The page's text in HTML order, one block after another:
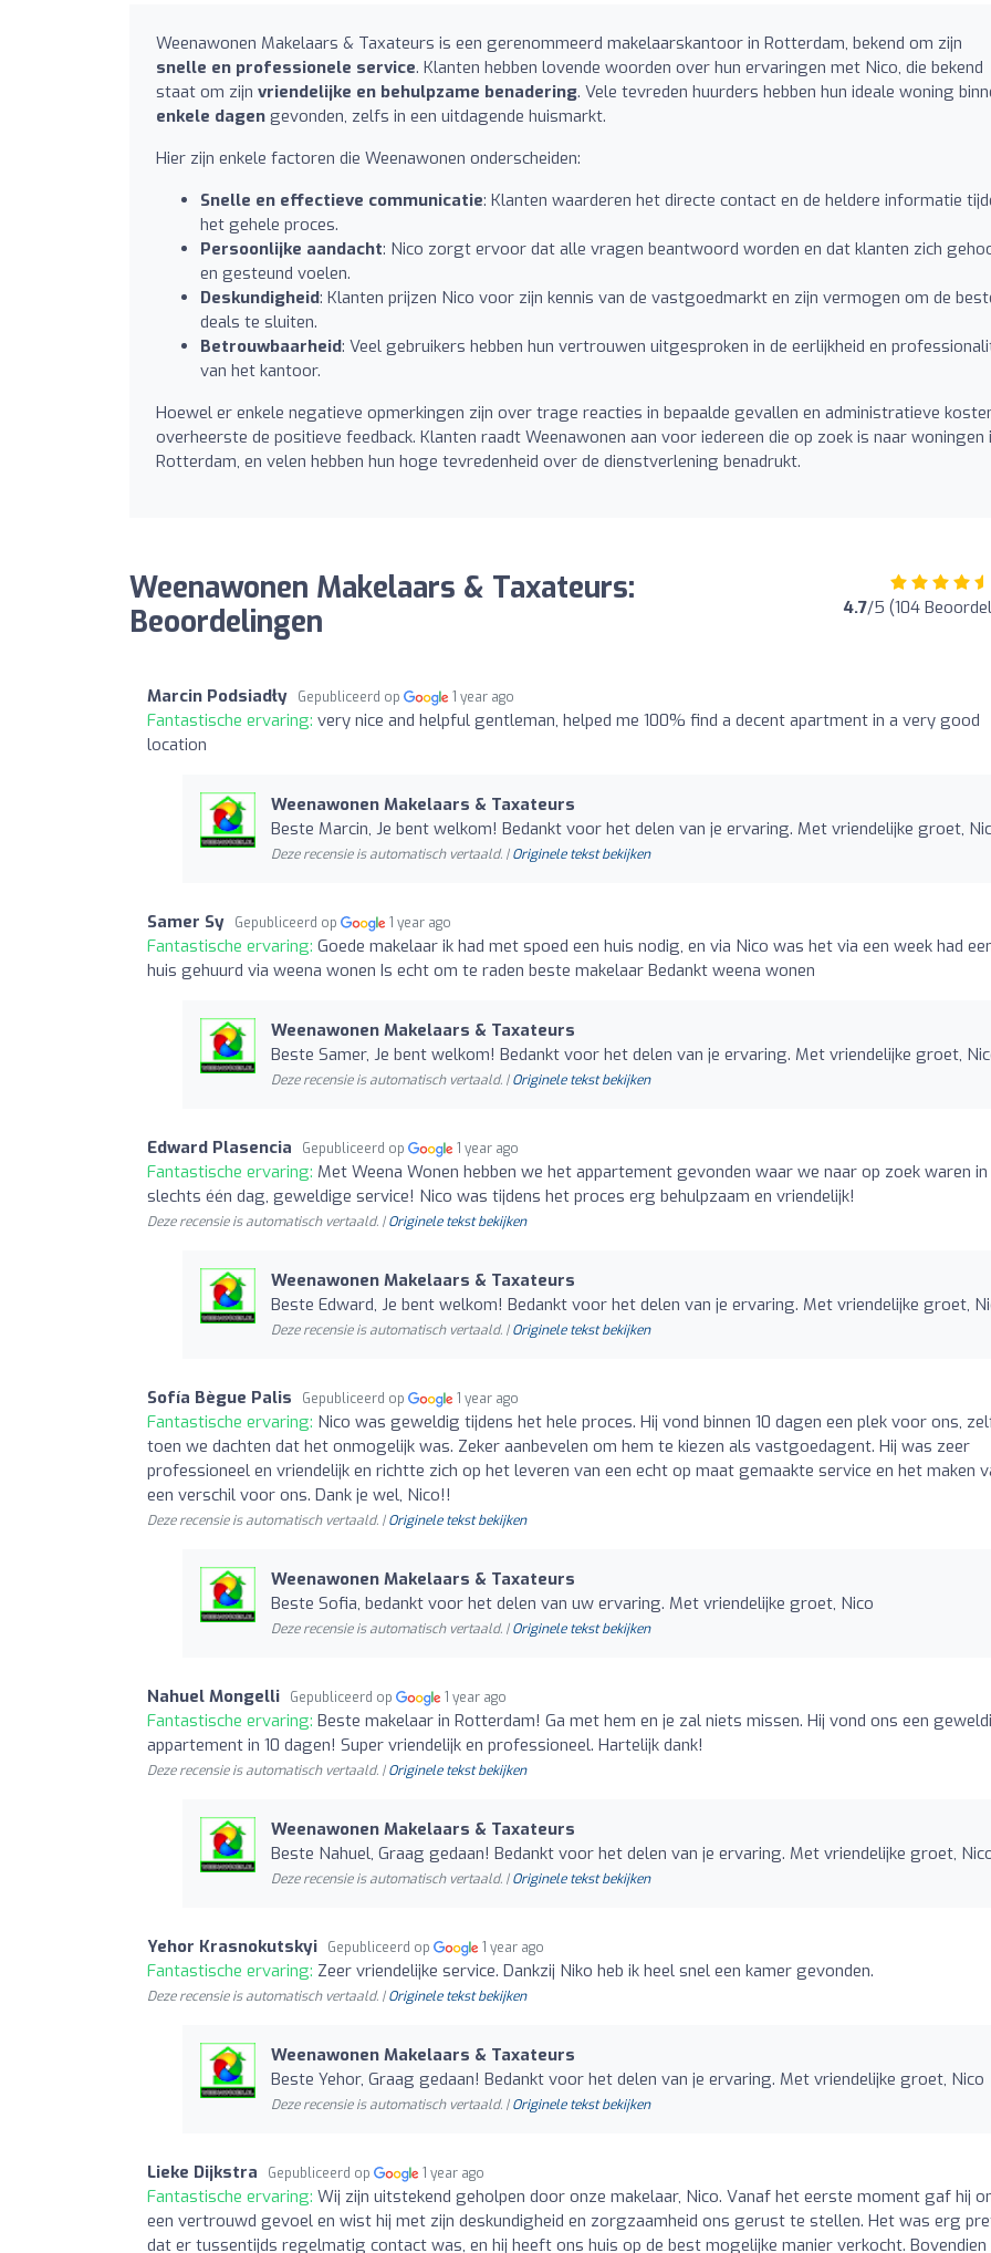
Weenawonen Makelaars & Taxateurs is een gerenommeerd makelaarskantoor in Rotterdam, bekend om zijn
snelle en professionele service. Klanten hebben lovende woorden over hun ervaringen met Nico, die bekend
staat om zijn vriendelijke en behulpzame benadering. Vele tevreden huurders hebben hun ideale woning
enkele dagen gevonden, zelfs in een uitdagende huismarkt.
Hier zijn enkele factoren die Weenawonen onderscheiden:
Snelle en effectieve communicatie: Klanten waarderen het directe contact en de heldere informatie
het gehele proces.
Persoonlijke aandacht: Nico zorgt ervoor dat alle vragen beantwoord worden en dat klanten zich
en gesteund voelen.
Deskundigheid: Klanten prijzen Nico voor zijn kennis van de vastgoedmarkt en zijn vermogen om de
deals te sluiten.
Betrouwbaarheid: Veel gebruikers hebben hun vertrouwen uitgesproken in de eerlijkheid en
van het kantoor.
Hoewel er enkele negatieve opmerkingen zijn over trage reacties in bepaalde gevallen en administratieve
overheerste de positieve feedback. Klanten raadt Weenawonen aan voor iedereen die op zoek is naar woningen
Rotterdam, en velen hebben hun hoge tevredenheid over de dienstverlening benadrukt.
Weenawonen Makelaars & Taxateurs:
Beoordelingen
4.7/5 (104
Marcin Podsiadły Gepubliceerd op 1 year ago
Fantastische ervaring: very nice and helpful gentleman, helped me 100% find a decent apartment in a very good
location
Weenawonen Makelaars & Taxateurs
Beste Marcin, Je bent welkom! Bedankt voor het delen van je ervaring. Met vriendelijke groet,
Deze recensie is automatisch vertaald. |Originele tekst bekijken
Samer Sy Gepubliceerd op 1 year ago
Fantastische ervaring: Goede makelaar ik had met spoed een huis nodig, en via Nico was het via een week had
huis gehuurd via weena wonen Is echt om te raden beste makelaar Bedankt weena wonen
Weenawonen Makelaars & Taxateurs
Beste Samer, Je bent welkom! Bedankt voor het delen van je ervaring. Met vriendelijke groet,
Deze recensie is automatisch vertaald. |Originele tekst bekijken
Edward Plasencia Gepubliceerd op 1 year ago
Fantastische ervaring: Met Weena Wonen hebben we het appartement gevonden waar we naar op zoek waren in
slechts één dag, geweldige service! Nico was tijdens het proces erg behulpzaam en vriendelijk!
Deze recensie is automatisch vertaald. |Originele tekst bekijken
Weenawonen Makelaars & Taxateurs
Beste Edward, Je bent welkom! Bedankt voor het delen van je ervaring. Met vriendelijke groet,
Deze recensie is automatisch vertaald. |Originele tekst bekijken
Sofía Bègue Palis Gepubliceerd op 1 year ago
Fantastische ervaring: Nico was geweldig tijdens het hele proces. Hij vond binnen 10 dagen een plek voor ons,
toen we dachten dat het onmogelijk was. Zeker aanbevelen om hem te kiezen als vastgoedagent. Hij was zeer
professioneel en vriendelijk en richtte zich op het leveren van een echt op maat gemaakte service en het maken
een verschil voor ons. Dank je wel, Nico!!
Deze recensie is automatisch vertaald. |Originele tekst bekijken
Weenawonen Makelaars & Taxateurs
Beste Sofia, bedankt voor het delen van uw ervaring. Met vriendelijke groet, Nico
Deze recensie is automatisch vertaald. |Originele tekst bekijken
Nahuel Mongelli Gepubliceerd op 1 year ago
Fantastische ervaring: Beste makelaar in Rotterdam! Ga met hem en je zal niets missen. Hij vond ons een
appartement in 10 dagen! Super vriendelijk en professioneel. Hartelijk dank!
Deze recensie is automatisch vertaald. |Originele tekst bekijken
Weenawonen Makelaars & Taxateurs
Beste Nahuel, Graag gedaan! Bedankt voor het delen van je ervaring. Met vriendelijke groet,
Deze recensie is automatisch vertaald. |Originele tekst bekijken
Yehor Krasnokutskyi Gepubliceerd op 1 year ago
Fantastische ervaring: Zeer vriendelijke service. Dankzij Niko heb ik heel snel een kamer gevonden.
Deze recensie is automatisch vertaald. |Originele tekst bekijken
Weenawonen Makelaars & Taxateurs
Beste Yehor, Graag gedaan! Bedankt voor het delen van je ervaring. Met vriendelijke groet, Nico
Deze recensie is automatisch vertaald. |Originele tekst bekijken
Lieke Dijkstra Gepubliceerd op 1 year ago
Fantastische ervaring: Wij zijn uitstekend geholpen door onze makelaar, Nico. Vanaf het eerste moment gaf hij
een vertrouwd gevoel en wist hij met zijn deskundigheid en zorgzaamheid ons gerust te stellen. Het was erg
dat er tussentijds regelmatig contact was, en hij heeft ons huis op de best mogelijke manier verkocht. Bovendien